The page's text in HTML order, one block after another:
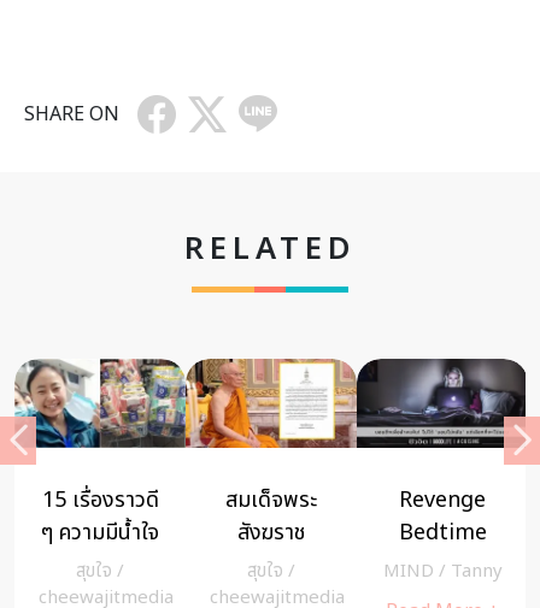
SHARE ON
RELATED
Revenge
Bedtime
Procrastination
ไม่ได้ “นอนไม่
MIND
ขอโทษมากไป
ระวังเป็นโรค
MIND
“ซาโตชิ คามิ
ยะ” พ่อมด
แห่งโลกโอริ
มิ
สุขใจ